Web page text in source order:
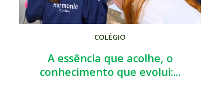
COLÉGIO
A essência que acolhe, o
conhecimento que evolui:...